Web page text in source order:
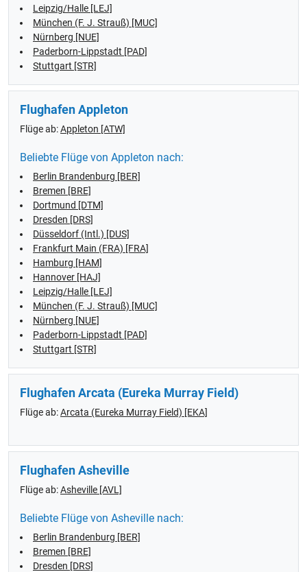
Leipzig/Halle [LEJ]
München (F. J. Strauß) [MUC]
Nürnberg [NUE]
Paderborn-Lippstadt [PAD]
Stuttgart [STR]
Flughafen Appleton
Flüge ab:Appleton [ATW]
Beliebte Flüge von Appleton nach:
Berlin Brandenburg [BER]
Bremen [BRE]
Dortmund [DTM]
Dresden [DRS]
Düsseldorf (Intl.) [DUS]
Frankfurt Main (FRA) [FRA]
Hamburg [HAM]
Hannover [HAJ]
Leipzig/Halle [LEJ]
München (F. J. Strauß) [MUC]
Nürnberg [NUE]
Paderborn-Lippstadt [PAD]
Stuttgart [STR]
Flughafen Arcata (Eureka Murray Field)
Flüge ab:Arcata (Eureka Murray Field) [EKA]
Flughafen Asheville
Flüge ab:Asheville [AVL]
Beliebte Flüge von Asheville nach:
Berlin Brandenburg [BER]
Bremen [BRE]
Dresden [DRS]